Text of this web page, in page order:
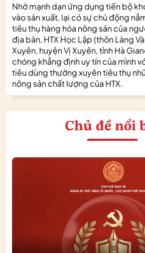
Nhờ mạnh dạn ứng dụng tiến bộ
vào sản xuất, lại có sự chủ động
tiêu thụ hàng hóa nông sản của
địa bàn, HTX Học Lập (thôn Làng
Xuyên, huyện Vị Xuyên, tỉnh Hà
chóng khẳng định uy tín của mình
tiêu dùng thường xuyên tiêu thụ
nông sản chất lượng của HTX.
Chủ đề nổi